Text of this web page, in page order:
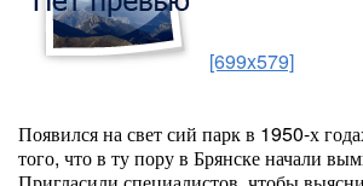
[699x579]
Появился на свет сий парк в 1950-х
того, что в ту пору в Брянске начали